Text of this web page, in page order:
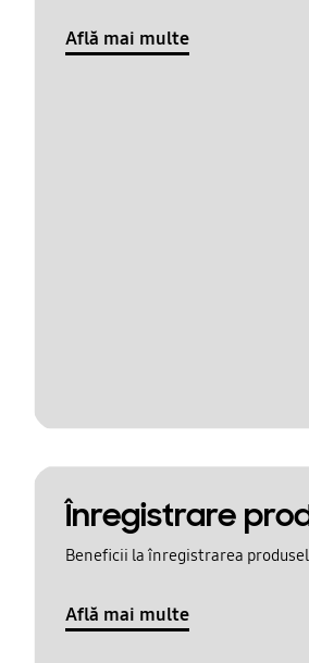
Află mai multe
Înregistrare
Beneficii la înregistrarea
Află mai multe